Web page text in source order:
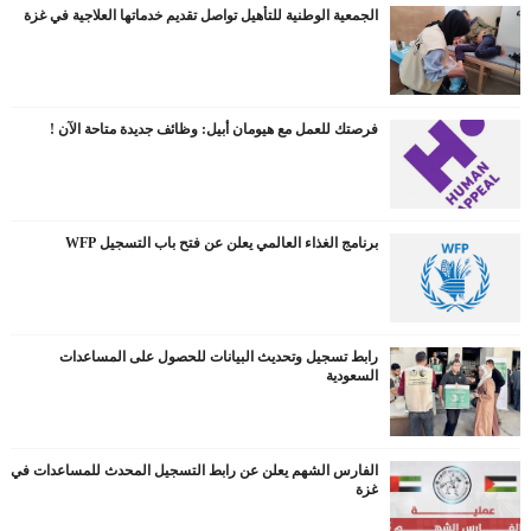
الجمعية الوطنية للتأهيل تواصل تقديم خدماتها العلاجية في غزة
فرصتك للعمل مع هيومان أبيل: وظائف جديدة متاحة الآن !
برنامج الغذاء العالمي يعلن عن فتح باب التسجيل WFP
رابط تسجيل وتحديث البيانات للحصول على المساعدات
السعودية
الفارس الشهم يعلن عن رابط التسجيل المحدث للمساعدات في
غزة